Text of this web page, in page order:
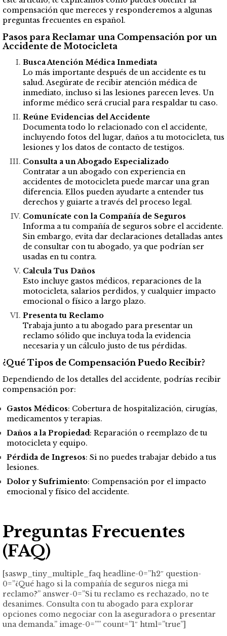
compensación que mereces y responderemos a algunas
preguntas frecuentes en español.
Pasos para Reclamar una Compensación por un
Accidente de Motocicleta
Busca Atención Médica Inmediata
Lo más importante después de un accidente es tu
salud. Asegúrate de recibir atención médica de
inmediato, incluso si las lesiones parecen leves. Un
informe médico será crucial para respaldar tu caso.
Reúne Evidencias del Accidente
Documenta todo lo relacionado con el accidente,
incluyendo fotos del lugar, daños a tu motocicleta, tus
lesiones y los datos de contacto de testigos.
Consulta a un Abogado Especializado
Contratar a un abogado con experiencia en
accidentes de motocicleta puede marcar una gran
diferencia. Ellos pueden ayudarte a entender tus
derechos y guiarte a través del proceso legal.
Comunícate con la Compañía de Seguros
Informa a tu compañía de seguros sobre el accidente.
Sin embargo, evita dar declaraciones detalladas antes
de consultar con tu abogado, ya que podrían ser
usadas en tu contra.
Calcula Tus Daños
Esto incluye gastos médicos, reparaciones de la
motocicleta, salarios perdidos, y cualquier impacto
emocional o físico a largo plazo.
Presenta tu Reclamo
Trabaja junto a tu abogado para presentar un
reclamo sólido que incluya toda la evidencia
necesaria y un cálculo justo de tus pérdidas.
¿Qué Tipos de Compensación Puedo Recibir?
Dependiendo de los detalles del accidente, podrías recibir
compensación por:
Gastos Médicos: Cobertura de hospitalización, cirugías,
medicamentos y terapias.
Daños a la Propiedad: Reparación o reemplazo de tu
motocicleta y equipo.
Pérdida de Ingresos: Si no puedes trabajar debido a tus
lesiones.
Dolor y Sufrimiento: Compensación por el impacto
emocional y físico del accidente.
Preguntas Frecuentes
(FAQ)
[saswp_tiny_multiple_faq headline-0=”h2″ question-
0=”¿Qué hago si la compañía de seguros niega mi
reclamo?” answer-0=”Si tu reclamo es rechazado, no te
desanimes. Consulta con tu abogado para explorar
opciones como negociar con la aseguradora o presentar
una demanda.” image-0=”” count=”1″ html=”true”]